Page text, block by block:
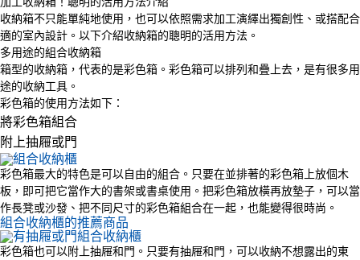
收納箱不只能單純地使用，也可以依照需求加工演繹出獨創性、或搭配合
適的室內設計。以下介紹收納箱的聰明的活用方法。
多用途的組合收納箱
箱型的收納箱，代表的是彩色箱。彩色箱可以排列和疊上去，是有很多用
途的收納工具。
彩色箱的使用方法如下：
將彩色箱組合
附上抽屜或門
彩色箱最大的特色是可以自由的組合。只要在並排著的彩色箱上放個木
板，即可把它當作大的書架或書桌使用。把彩色箱放橫再放墊子，可以當
作長凳或沙發、把不同尺寸的彩色箱組合在一起，也能變得很時尚。
組合收納櫃的推薦商品
彩色箱也可以附上抽屜和門。只要有抽屜和門，可以收納不想露出的東